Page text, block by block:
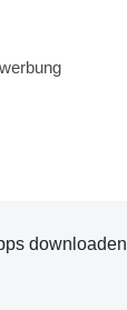
downloaden